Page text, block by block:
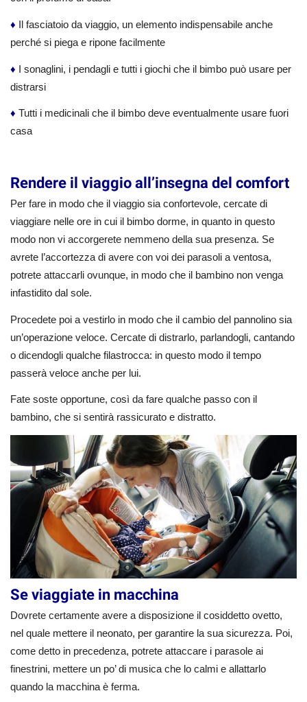
♦ Il fasciatoio da viaggio, un elemento indispensabile anche
perché si piega e ripone facilmente
♦ I sonaglini, i pendagli e tutti i giochi che il bimbo può usare per
distrarsi
♦ Tutti i medicinali che il bimbo deve eventualmente usare fuori
casa
Rendere il viaggio all’insegna del comfort
Per fare in modo che il viaggio sia confortevole, cercate di
viaggiare nelle ore in cui il bimbo dorme, in quanto in questo
modo non vi accorgerete nemmeno della sua presenza. Se
avrete l’accortezza di avere con voi dei parasoli a ventosa,
potrete attaccarli ovunque, in modo che il bambino non venga
infastidito dal sole.
Procedete poi a vestirlo in modo che il cambio del pannolino sia
un’operazione veloce. Cercate di distrarlo, parlandogli, cantando
o dicendogli qualche filastrocca: in questo modo il tempo
passerà veloce anche per lui.
Fate soste opportune, così da fare qualche passo con il
bambino, che si sentirà rassicurato e distratto.
Se viaggiate in macchina
Dovrete certamente avere a disposizione il cosiddetto ovetto,
nel quale mettere il neonato, per garantire la sua sicurezza. Poi,
come detto in precedenza, potrete attaccare i parasole ai
finestrini, mettere un po’ di musica che lo calmi e allattarlo
quando la macchina è ferma.